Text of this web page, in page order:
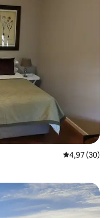
appréciés
Évaluation
4,97 (30)